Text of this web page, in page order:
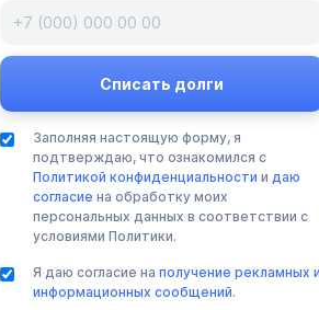
Заполняя настоящую форму, я
подтверждаю, что ознакомился с
Политикой конфиденциальности и даю
согласие на обработку моих
персональных данных в соответствии с
условиями Политики.
Я даю согласие на получение рекламных
информационных сообщений.